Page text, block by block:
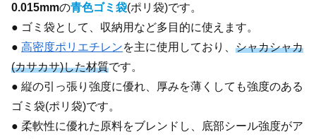
0.015mmの青色ゴミ袋(ポリ袋)です。
● ゴミ袋として、収納用など多目的に使えます。
● 高密度ポリエチレンを主に使用しており、 シャカシャカ
(カサカサ)した材質です。
● 縦の引っ張り強度に優れ、厚みを薄くしても強度のある
ゴミ袋(ポリ袋)です。
● 柔軟性に優れた原料をブレンドし、底部シール強度がア